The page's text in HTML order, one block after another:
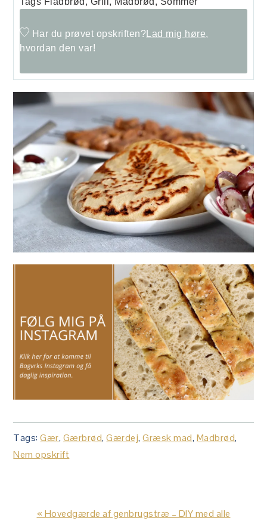
Har du prøvet opskriften?Lad mig høre,
hvordan den var!
Tags:Gær, Gærbrød,Gærdej,Græsk mad, Madbrød,
Nem opskrift
Previous
« Hovedgærde af genbrugstræ – DIY med alle